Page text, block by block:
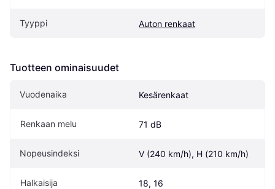
Tyyppi Auton renkaat
Tuotteen ominaisuudet
Vuodenaika Kesärenkaat
Renkaan melu 71 dB
Nopeusindeksi V (240 km/h), H (210 km/h)
Halkaisija 18, 16